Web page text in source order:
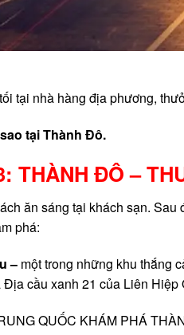
tại nhà hàng địa phương,
tại Thành Đô.
THÀNH ĐÔ –
ăn sáng tại khách sạn.
phá:
–một trong những khu thắng
cầu xanh 21 của Liên Hiệp